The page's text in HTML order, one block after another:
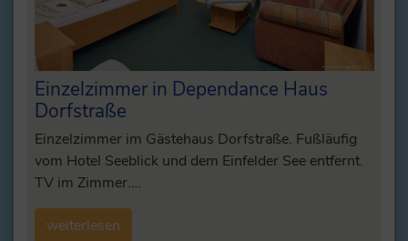
Einzelzimmer in Dependance Haus
Dorfstraße
Einzelzimmer im Gästehaus Dorfstraße. Fußläufig
vom Hotel Seeblick und dem Einfelder See entfernt.
TV im Zimmer.…
weiterlesen